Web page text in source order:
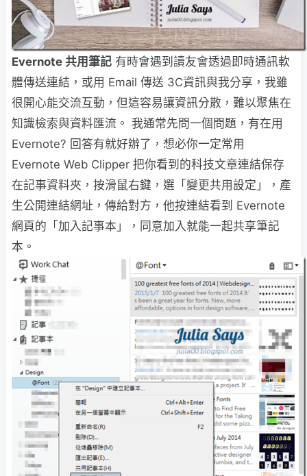
Evernote 共用筆記 有時會遇到讀友會透過即時通訊軟
體傳送連結，或用 Email 傳送 3C資訊與我分享，我雖
很開心能交流互動，但這容易讓資訊分散，難以聚焦在
知識檢索與資料匯流。 我通常先問一個問題，有在用
Evernote? 回答有就好辦了，想必你一定常用
Evernote Web Clipper 把你看到的科技文章連結保存
在記事資料夾，按滑鼠右鍵，選「變更共用設定」，產
生公開連結網址，傳給對方，他按連結看到 Evernote
網頁的「加入記事本」，同意加入就能一起共享筆記
本。